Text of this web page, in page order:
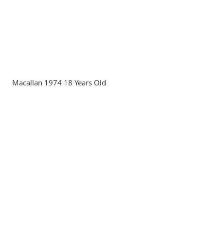
Macallan 1974 18 Years Old